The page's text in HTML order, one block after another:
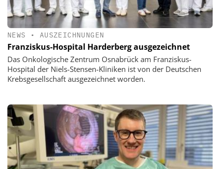
NEWS • AUSZEICHNUNGEN
Franziskus-Hospital Harderberg ausgezeichnet
Das Onkologische Zentrum Osnabrück am Franziskus-
Hospital der Niels-Stensen-Kliniken ist von der Deutschen
Krebsgesellschaft ausgezeichnet worden.